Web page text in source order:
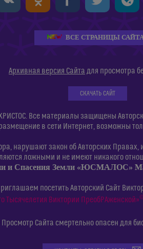
ВСЕ СТРАНИЦЫ
Архивная версия Сайта для просмотра
СКАЧАТЬ САЙТ
Все материалы защищены
в сети Интернет, возможны
нарушают закон об Авторских
ложными и не имеют никакого
и Спасения Земли
посетить Авторский Сайт
Тысячелетия Виктории ПреобРАженской»
Сайта смертельно опасен для